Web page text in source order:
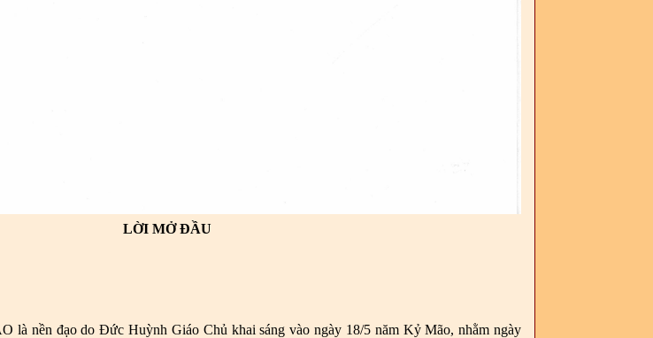
LỜI MỞ ĐẦU
là nền đạo do Đức Huỳnh Giáo Chủ khai sáng vào ngày 18/5 năm Kỷ Mão, nhằm ngày